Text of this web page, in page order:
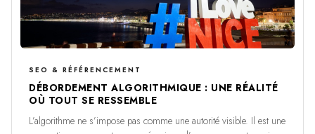
SEO & RÉFÉRENCEMENT
DÉBORDEMENT ALGORITHMIQUE : UNE RÉALITÉ
OÙ TOUT SE RESSEMBLE
L’algorithme ne s’impose pas comme une autorité visible. Il est une